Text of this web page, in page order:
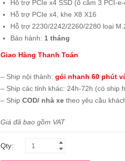
Hỗ trợ PCIe x4 SSD (ổ cắm 3 PCI-
Hỗ trợ PCIe x4, khe X8 X16
Hỗ trợ 2230/2242/2260/2280 loại
Bảo hành: 1 tháng
Giao Hàng Thanh Toán
– Ship nội thành: gói nhanh 60 phút
– Ship các tỉnh khác: 24h-72h (có ship
– Ship COD/ nhà xe theo yêu cầu
Giá đã bao gồm VAT
Qty: